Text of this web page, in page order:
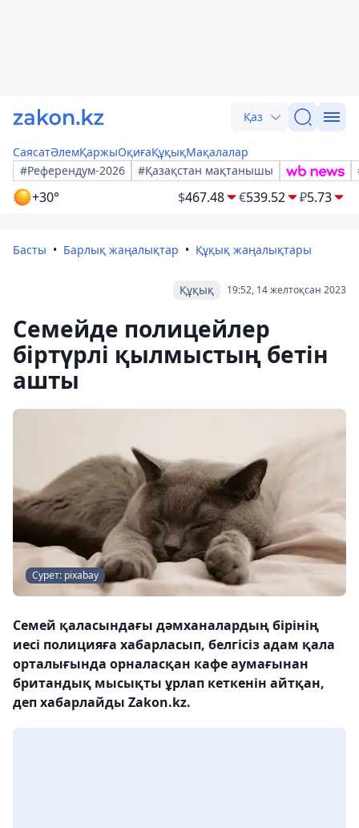
Қаз
СаясатӘлемҚаржыОқиғаҚұқықМақалалар
#Референдум-2026
#Қазақстан мақтанышы
+30° $467.48 €539.52 ₽5.73
Басты Барлық жаңалықтар Құқық жаңалықтары
19:52, 14 желтоқсан 2023
Құқық
Семейде полицейлер
біртүрлі қылмыстың бетін
ашты
Сурет: pixabay
Семей қаласындағы дәмханалардың бірінің
иесі полицияға хабарласып, белгісіз адам қала
орталығында орналасқан кафе аумағынан
британдық мысықты ұрлап кеткенін айтқан,
деп хабарлайды Zakon.kz.